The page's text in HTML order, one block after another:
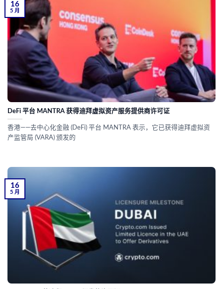
DeFi 平台 MANTRA 获得迪拜虚拟资产服务提供商许可证
香港——去中心化金融 (DeFi) 平台 MANTRA 表示，它已获得迪拜虚拟资
产监管局 (VARA) 颁发的
16
5 月
16
5 月